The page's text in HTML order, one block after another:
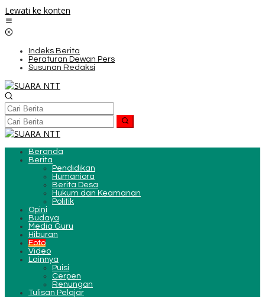
Lewati ke konten
Indeks Berita
Peraturan Dewan Pers
Susunan Redaksi
Beranda
Berita
Pendidikan
Humaniora
Berita Desa
Hukum dan Keamanan
Politik
Opini
Budaya
Media Guru
Hiburan
Foto
Video
Lainnya
Puisi
Cerpen
Renungan
Tulisan Pelajar